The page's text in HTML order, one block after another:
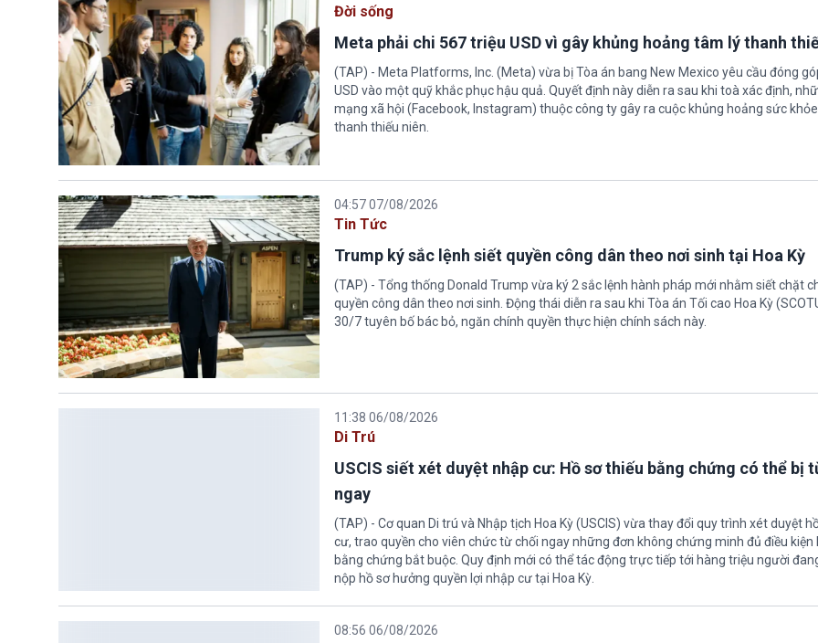
Đời sống
Meta phải chi 567 triệu USD vì gây khủng hoảng tâm lý thanh
(TAP) - Meta Platforms, Inc. (Meta) vừa bị Tòa án bang New Mexico yêu cầu đóng
USD vào một quỹ khắc phục hậu quả. Quyết định này diễn ra sau khi toà xác định,
mạng xã hội (Facebook, Instagram) thuộc công ty gây ra cuộc khủng hoảng sức
thanh thiếu niên.
04:57 07/08/2026
Tin Tức
Trump ký sắc lệnh siết quyền công dân theo nơi sinh tại Hoa Kỳ
(TAP) - Tổng thống Donald Trump vừa ký 2 sắc lệnh hành pháp mới nhằm siết chặt
quyền công dân theo nơi sinh. Động thái diễn ra sau khi Tòa án Tối cao Hoa Kỳ
30/7 tuyên bố bác bỏ, ngăn chính quyền thực hiện chính sách này.
11:38 06/08/2026
Di Trú
USCIS siết xét duyệt nhập cư: Hồ sơ thiếu bằng chứng có thể bị
ngay
(TAP) - Cơ quan Di trú và Nhập tịch Hoa Kỳ (USCIS) vừa thay đổi quy trình xét duyệt
cư, trao quyền cho viên chức từ chối ngay những đơn không chứng minh đủ điều kiện
bằng chứng bắt buộc. Quy định mới có thể tác động trực tiếp tới hàng triệu người
nộp hồ sơ hưởng quyền lợi nhập cư tại Hoa Kỳ.
08:56 06/08/2026